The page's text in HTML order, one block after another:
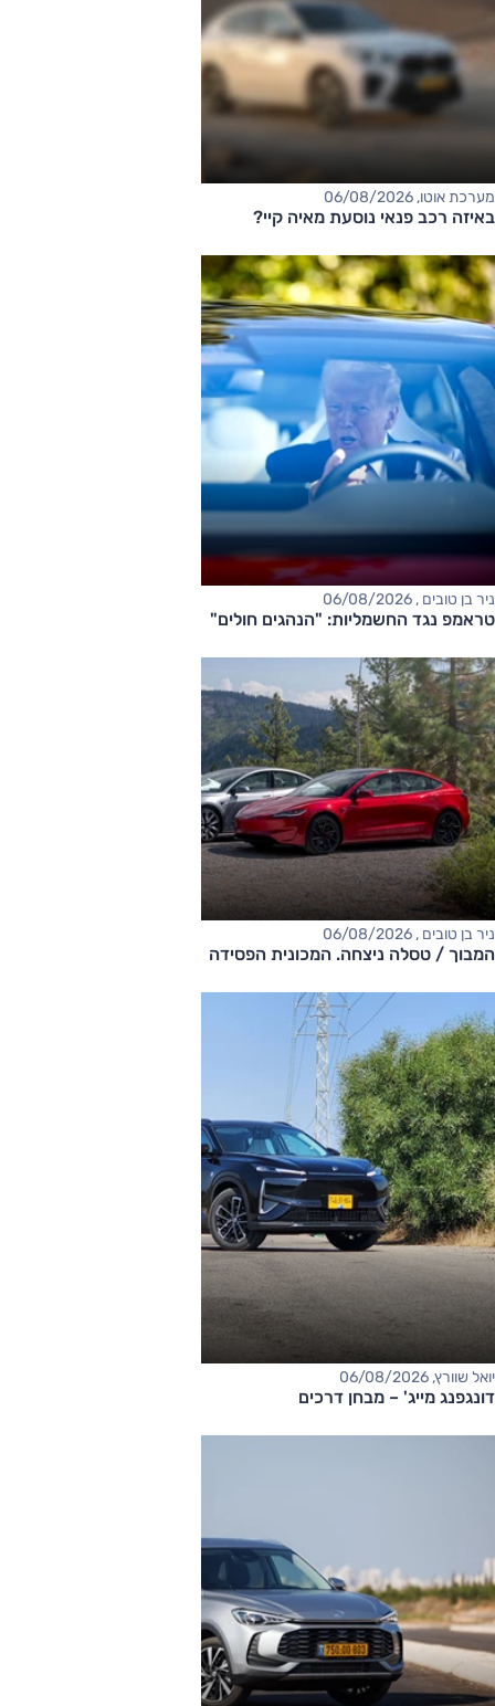
מערכת אוטו, 06/08/2026
באיזה רכב פנאי נוסעת מאיה קיי?
ניר בן טובים , 06/08/2026
טראמפ נגד החשמליות: "הנהגים חולים"
ניר בן טובים , 06/08/2026
המבוך / טסלה ניצחה. המכונית הפסידה
יואל שוורץ, 06/08/2026
דונגפנג מייג' – מבחן דרכים